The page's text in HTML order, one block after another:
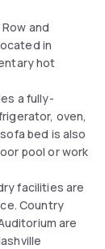
and
in
hot
a fully-
oven,
bed is also
pool or work
facilities are
Country
are